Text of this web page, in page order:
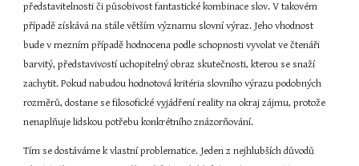
představitelnosti či působivost fantastické kombinace slov. V takovém
případě získává na stále větším významu slovní výraz. Jeho vhodnost
bude v mezním případě hodnocena podle schopnosti vyvolat ve čtenáři
barvitý, představivostí uchopitelný obraz skutečnosti, kterou se snaží
zachytit. Pokud nabudou hodnotová kritéria slovního výrazu podobných
rozměrů, dostane se filosofické vyjádření reality na okraj zájmu, protože
nenaplňuje lidskou potřebu konkrétního znázorňování.
Tím se dostáváme k vlastní problematice. Jeden z nejhlubších důvodů